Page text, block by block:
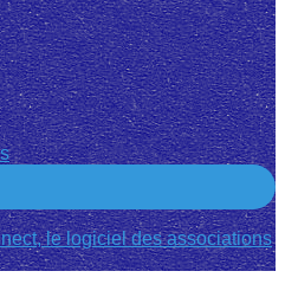
le logiciel des associations